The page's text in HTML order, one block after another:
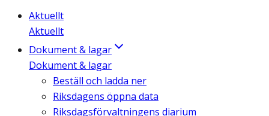
Aktuellt
Aktuellt
Dokument & lagar
Dokument & lagar
Beställ och ladda ner
Riksdagens öppna data
Riksdagsförvaltningens diarium